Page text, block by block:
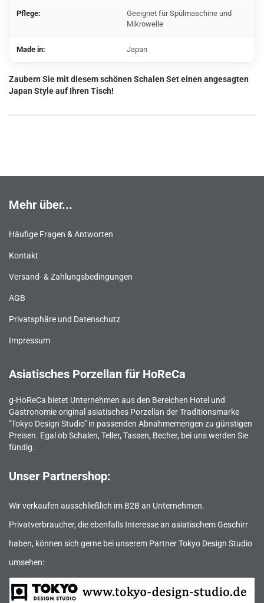
Pflege:
Geeignet für Spülmaschine und
Mikrowelle
Made in: Japan
Zaubern Sie mit diesem schönen Schalen Set einen angesagten
Japan Style auf Ihren Tisch!
Mehr über...
Häufige Fragen & Antworten
Kontakt
Versand- & Zahlungsbedingungen
AGB
Privatsphäre und Datenschutz
Impressum
Asiatisches Porzellan für HoReCa
g-HoReCa bietet Unternehmen aus den Bereichen Hotel und
Gastronomie original asiatisches Porzellan der Traditionsmarke
"Tokyo Design Studio" in passenden Abnahmemengen zu günstigen
Preisen. Egal ob Schalen, Teller, Tassen, Becher, bei uns werden Sie
fündig.
Unser Partnershop:
Wir verkaufen ausschließlich im B2B an Unternehmen.
Privatverbraucher, die ebenfalls Interesse an asiatischem Geschirr
haben, können sich gerne bei unserem Partner Tokyo Design Studio
umsehen: